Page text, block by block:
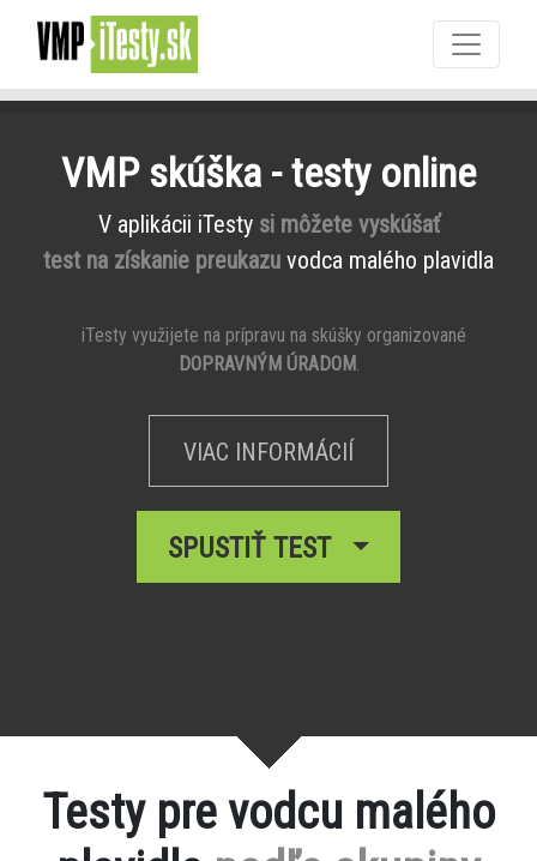
VMP skúška - testy online
V aplikácii iTesty si môžete vyskúšať
test na získanie preukazu vodca malého plavidla
iTesty využijete na prípravu na skúšky organizované
DOPRAVNÝM ÚRADOM.
VIAC INFORMÁCIÍ
SPUSTIŤ TEST
Testy pre vodcu malého